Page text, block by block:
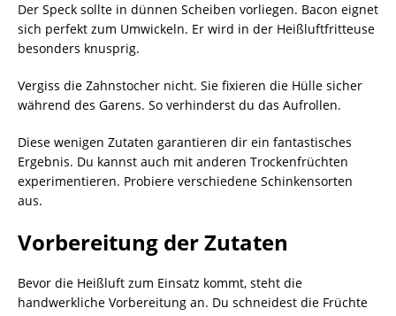
Der Speck sollte in dünnen Scheiben vorliegen. Bacon eignet
sich perfekt zum Umwickeln. Er wird in der Heißluftfritteuse
besonders knusprig.
Vergiss die Zahnstocher nicht. Sie fixieren die Hülle sicher
während des Garens. So verhinderst du das Aufrollen.
Diese wenigen Zutaten garantieren dir ein fantastisches
Ergebnis. Du kannst auch mit anderen Trockenfrüchten
experimentieren. Probiere verschiedene Schinkensorten
aus.
Vorbereitung der Zutaten
Bevor die Heißluft zum Einsatz kommt, steht die
handwerkliche Vorbereitung an. Du schneidest die Früchte